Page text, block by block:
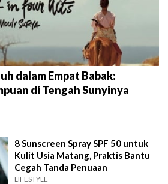
dalam Empat Babak:
di Tengah Sunyinya
8 Sunscreen Spray SPF 50 untuk
Kulit Usia Matang, Praktis Bantu
Cegah Tanda Penuaan
LIFESTYLE